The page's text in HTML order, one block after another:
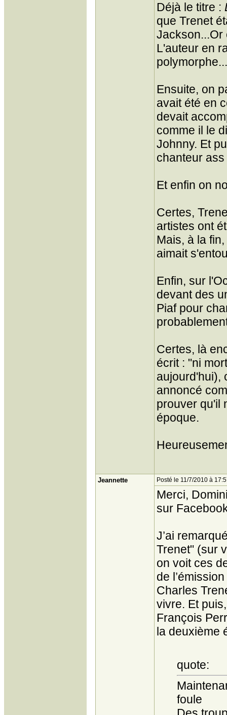
Déjà le titre :
que Trenet
Jackson...Or
L'auteur en
Ensuite, on
avait été en
devait
comme il le
Johnny. Et
chanteur
Et enfin on
Certes,
artistes ont
Mais, à la
aimait
Enfin, sur
devant des
Piaf pour
Certes, là
écrit : "ni
aujourd'hui),
annoncé
prouver qu'il
époque.
Jeannette Posté le 11/7/2010 à
Merci,
sur
J’ai
Trenet" (sur
on voit ces
de
Charles
vivre. Et
François
la deuxième
quote:
foule